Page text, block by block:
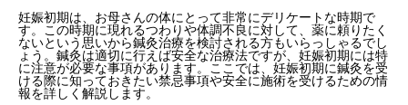
妊娠初期は、お母さんの体にとって非常にデリケートな時期で
す。この時期に現れるつわりや体調不良に対して、薬に頼りたく
ないという思いから鍼灸治療を検討される方もいらっしゃるでし
ょう。鍼灸は適切に行えば安全な治療法ですが、妊娠初期には特
に注意が必要な事項があります。ここでは、妊娠初期に鍼灸を受
ける際に知っておきたい禁忌事項や安全に施術を受けるための情
報を詳しく解説します。